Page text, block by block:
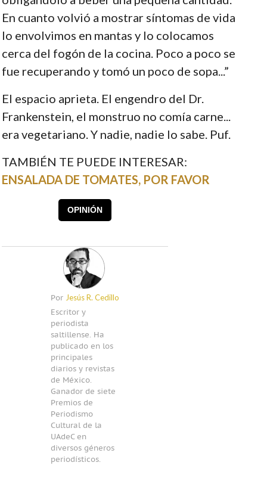
En cuanto volvió a mostrar síntomas de vida
lo envolvimos en mantas y lo colocamos
cerca del fogón de la cocina. Poco a poco se
fue recuperando y tomó un poco de sopa...”
El espacio aprieta. El engendro del Dr.
Frankenstein, el monstruo no comía carne...
era vegetariano. Y nadie, nadie lo sabe. Puf.
TAMBIÉN TE PUEDE INTERESAR:
ENSALADA DE TOMATES, POR FAVOR
OPINIÓN
Por Jesús R. Cedillo
Escritor y
periodista
saltillense. Ha
publicado en los
principales
diarios y revistas
de México.
Ganador de siete
Premios de
Periodismo
Cultural de la
UAdeC en
diversos géneros
periodísticos.